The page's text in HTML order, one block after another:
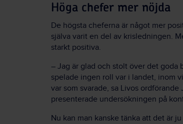
Höga chefer mer nöjda
De högsta cheferna är något mer
själva varit en del av krisledningen.
starkt positiva.
– Jag är glad och stolt över det
spelade ingen roll var i landet, inom
var som svarade, sa Livos ordförande
presenterade undersökningen på
Nu kan man kanske tänka att det är